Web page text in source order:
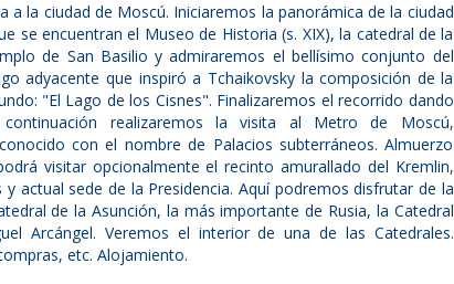
a la ciudad de Moscú. Iniciaremos la panorámica de la ciudad
se encuentran el Museo de Historia (s. XIX), la catedral de la
de San Basilio y admiraremos el bellísimo conjunto del
adyacente que inspiró a Tchaikovsky la composición de la
"El Lago de los Cisnes". Finalizaremos el recorrido dando
realizaremos la visita al Metro de Moscú,
con el nombre de Palacios subterráneos. Almuerzo
visitar opcionalmente el recinto amurallado del Kremlin,
actual sede de la Presidencia. Aquí podremos disfrutar de la
de la Asunción, la más importante de Rusia, la Catedral
Arcángel. Veremos el interior de una de las Catedrales.
etc. Alojamiento.